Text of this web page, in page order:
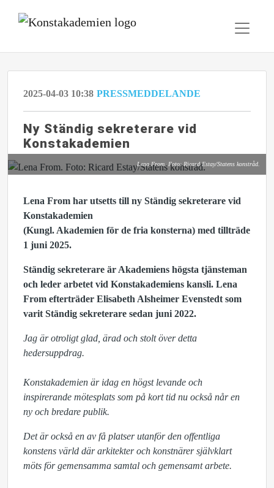
2025-04-03 10:38 PRESSMEDDELANDE
Ny Ständig sekreterare vid
Konstakademien
Lena From. Foto: Ricard Estay/Statens konstråd.
Lena From har utsetts till ny Ständig sekreterare vid
Konstakademien
(Kungl. Akademien för de fria konsterna) med tillträde
1 juni 2025.
Ständig sekreterare är Akademiens högsta tjänsteman
och leder arbetet vid Konstakademiens kansli. Lena
From efterträder Elisabeth Alsheimer Evenstedt som
varit Ständig sekreterare sedan juni 2022.
Jag är otroligt glad, ärad och stolt över detta
hedersuppdrag.
Konstakademien är idag en högst levande och
inspirerande mötesplats som på kort tid nu också når en
ny och bredare publik.
Det är också en av få platser utanför den offentliga
konstens värld där arkitekter och konstnärer självklart
möts för gemensamma samtal och gemensamt arbete.